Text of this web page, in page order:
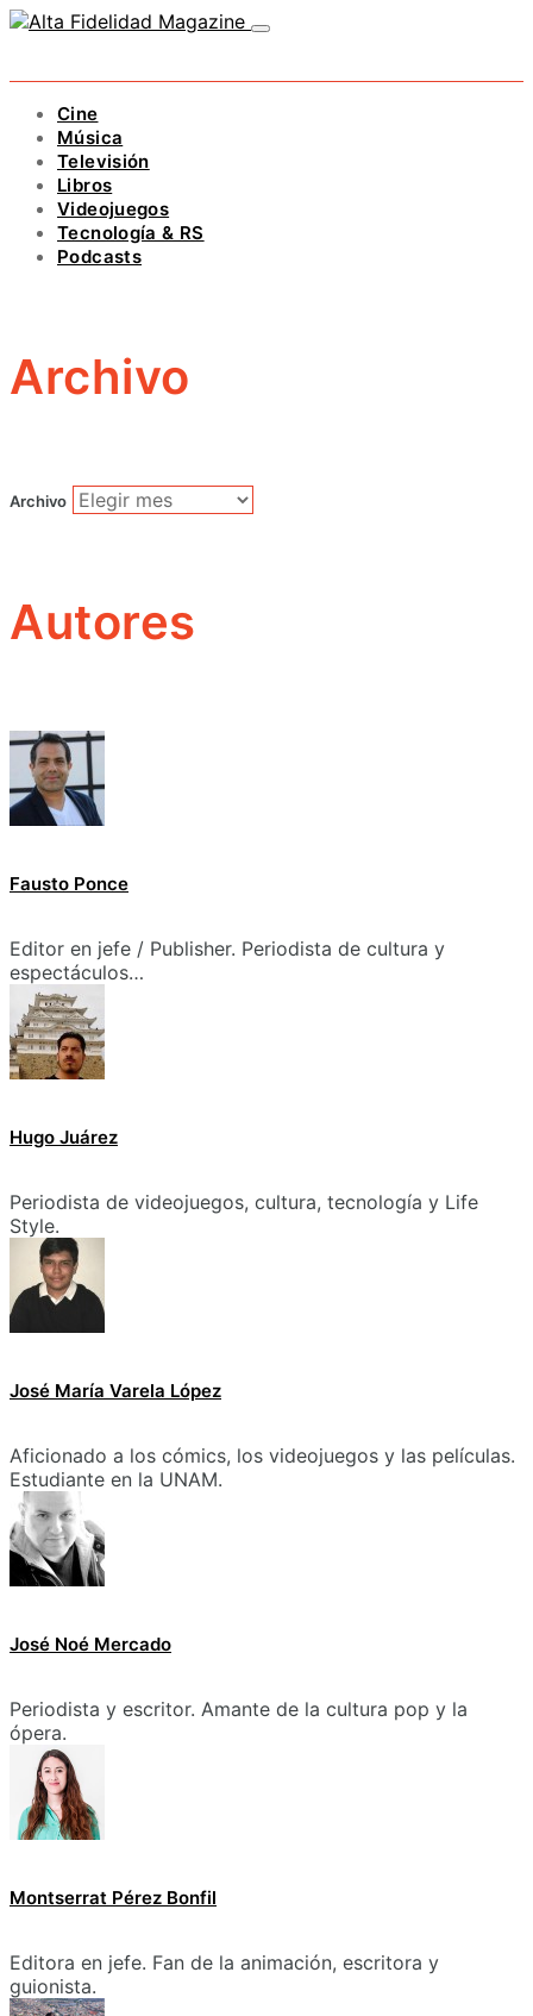
Cine
Música
Televisión
Libros
Videojuegos
Tecnología & RS
Podcasts
Archivo
Archivo
Autores
Fausto Ponce
Editor en jefe / Publisher. Periodista de cultura y
espectáculos…
Hugo Juárez
Periodista de videojuegos, cultura, tecnología y Life
Style.
José María Varela López
Aficionado a los cómics, los videojuegos y las películas.
Estudiante en la UNAM.
José Noé Mercado
Periodista y escritor. Amante de la cultura pop y la
ópera.
Montserrat Pérez Bonfil
Editora en jefe. Fan de la animación, escritora y
guionista.